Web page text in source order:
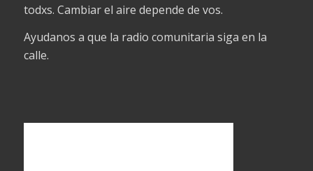
todxs. Cambiar el aire depende de vos.
Ayudanos a que la radio comunitaria siga en la
calle.